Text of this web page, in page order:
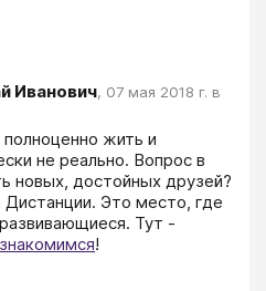
Иванович, 07 мая 2018 г. в
жить и
не реально. Вопрос в
новых, достойных друзей?
Это место, где
Тут -
!